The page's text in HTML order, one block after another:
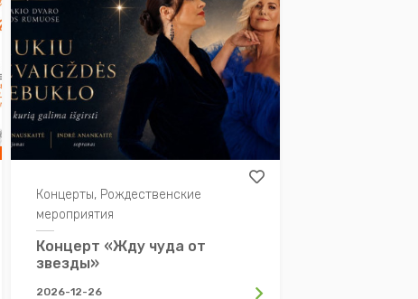
Концерты, Рождественские
мероприятия
Концерт «Жду чуда от
звезды»
2026-12-26